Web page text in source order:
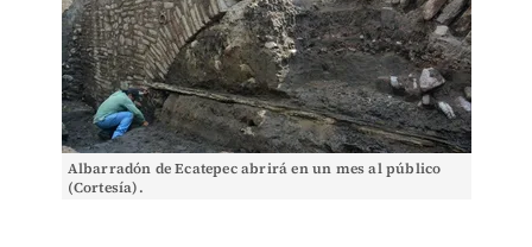
Albarradón de Ecatepec abrirá en un mes al público
(Cortesía).